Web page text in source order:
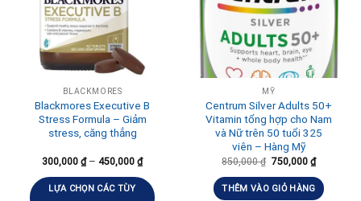
BLACKMORES
Blackmores Executive B
Stress Formula – Giảm
stress, căng thẳng
300,000 ₫– 450,000 ₫
LỰA CHỌN CÁC TÙY
MỸ
Centrum Silver Adults 50+
Vitamin tổng hợp cho Nam
và Nữ trên 50 tuổi 325
viên – Hàng Mỹ
850,000₫ 750,000 ₫
THÊM VÀO GIỎ HÀNG